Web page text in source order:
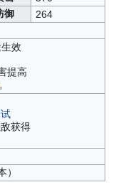
御
264
效
提高
获得